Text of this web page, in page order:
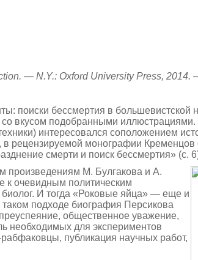
— N.Y.: Oxford University Press, 2014.
поиски бессмертия в большевистской
вкусом подобранными
интересовался соположением
рецензируемой монографии Кременцов
смерти и поиск бессмертия» (с.
произведениям М. Булгакова и А.
к очевидным политическим
И тогда «Роковые яйца» — еще и
подходе биография Персикова
общест­венное уважение,
необходимых для экспериментов
публикация научных работ,